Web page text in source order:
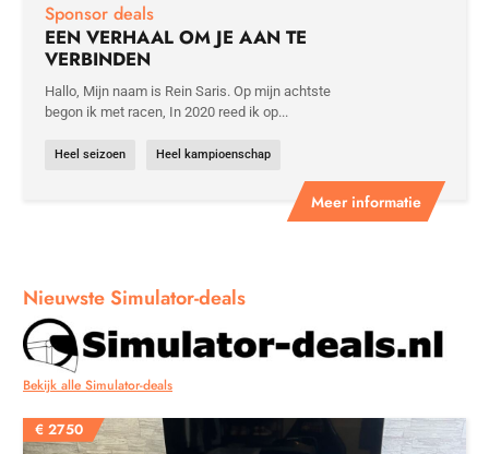
Meer informatie
Sponsor deals
EEN VERHAAL OM JE AAN TE
VERBINDEN
Hallo, Mijn naam is Rein Saris. Op mijn achtste
begon ik met racen, In 2020 reed ik op...
Heel seizoen Heel kampioenschap
Nieuwste Simulator-deals
Bekijk alle Simulator-deals
€ 2750